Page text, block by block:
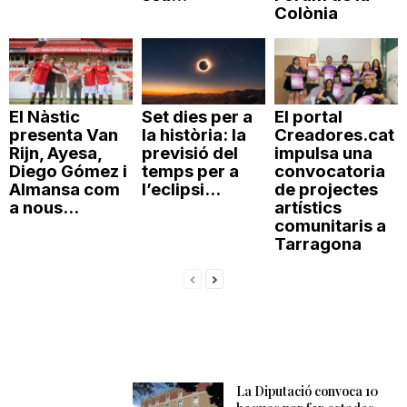
Colònia
El Nàstic
presenta Van
Rijn, Ayesa,
Diego Gómez i
Almansa com
a nous...
Set dies per a
la història: la
previsió del
temps per a
l’eclipsi...
El portal
Creadores.cat
impulsa una
convocatoria
de projectes
artístics
comunitaris a
Tarragona